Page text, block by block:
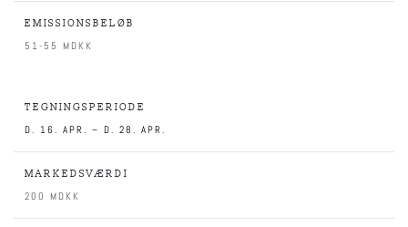
EMISSIONSBELØB
51-55 MDKK
TEGNINGSPERIODE
D. 16. APR. – D. 28. APR.
MARKEDSVÆRDI
200 MDKK